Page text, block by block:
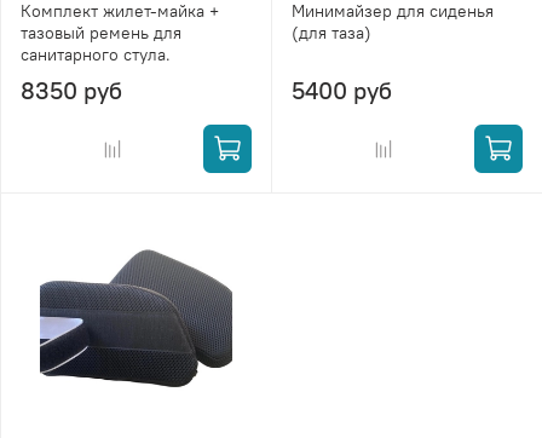
Комплект жилет-майка +
тазовый ремень для
санитарного стула.
8350 руб
Минимайзер для сиденья
(для таза)
5400 руб